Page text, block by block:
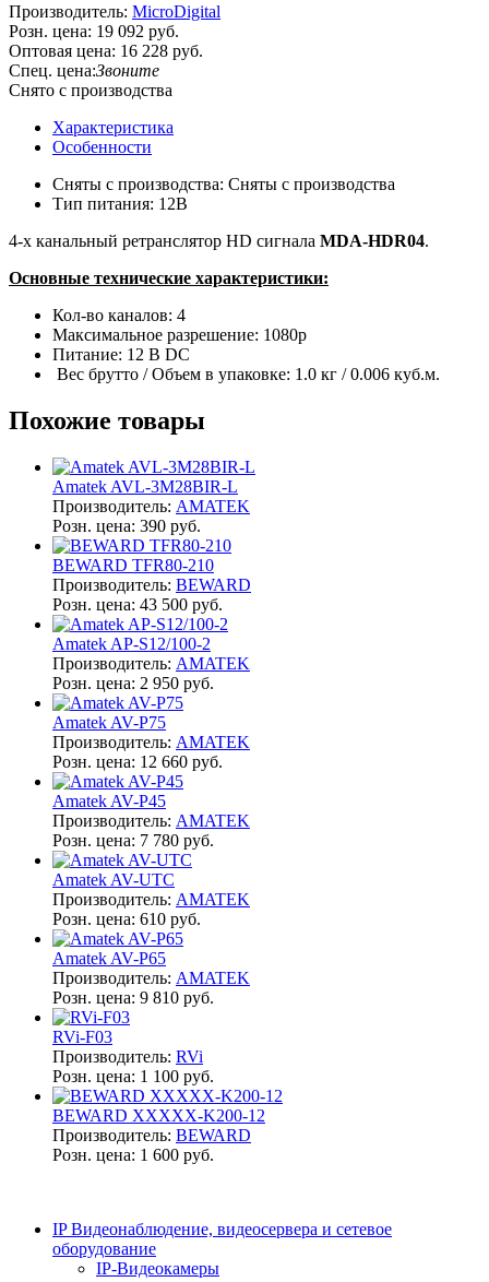
Производитель: MicroDigital
Розн. цена: 19 092 руб.
Оптовая цена: 16 228 руб.
Спец. цена:Звоните
Снято с производства
Характеристика
Особенности
Сняты с производства: Сняты с производства
Тип питания: 12В
4-х канальный ретранслятор HD сигнала MDA-HDR04.
Основные технические характеристики:
Кол-во каналов: 4
Максимальное разрешение: 1080р
Питание: 12 В DC
Вес брутто / Объем в упаковке: 1.0 кг / 0.006 куб.м.
Похожие товары
Amatek AVL-3M28BIR-L
Производитель: AMATEK
Розн. цена: 390 руб.
BEWARD TFR80-210
Производитель: BEWARD
Розн. цена: 43 500 руб.
Amatek AP-S12/100-2
Производитель: AMATEK
Розн. цена: 2 950 руб.
Amatek AV-P75
Производитель: AMATEK
Розн. цена: 12 660 руб.
Amatek AV-P45
Производитель: AMATEK
Розн. цена: 7 780 руб.
Amatek AV-UTC
Производитель: AMATEK
Розн. цена: 610 руб.
Amatek AV-P65
Производитель: AMATEK
Розн. цена: 9 810 руб.
RVi-F03
Производитель: RVi
Розн. цена: 1 100 руб.
BEWARD XXXXX-K200-12
Производитель: BEWARD
Розн. цена: 1 600 руб.
IP Видеонаблюдение, видеосервера и сетевое
оборудование
IP-Видеокамеры